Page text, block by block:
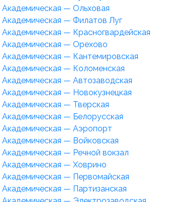
Академическая — Ольховая
Академическая — Филатов Луг
Академическая — Красногвардейская
Академическая — Орехово
Академическая — Кантемировская
Академическая — Коломенская
Академическая — Автозаводская
Академическая — Новокузнецкая
Академическая — Тверская
Академическая — Белорусская
Академическая — Аэропорт
Академическая — Войковская
Академическая — Речной вокзал
Академическая — Ховрино
Академическая — Первомайская
Академическая — Партизанская